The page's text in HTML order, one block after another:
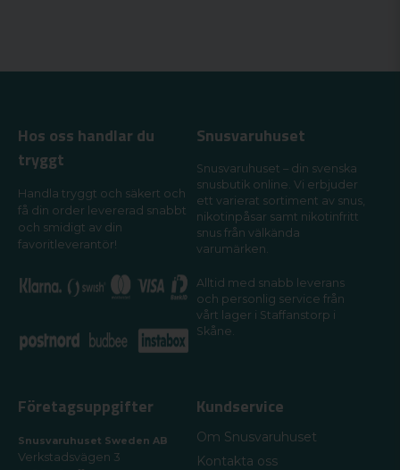
Hos oss handlar du
tryggt
Handla tryggt och säkert och
få din order levererad snabbt
och smidigt av din
favoritleverantör!
Snusvaruhuset
Snusvaruhuset – din svenska
snusbutik online. Vi erbjuder
ett varierat sortiment av snus,
nikotinpåsar samt nikotinfritt
snus från välkända
varumärken.
Alltid med snabb leverans
och personlig service från
vårt lager i Staffanstorp i
Skåne.
Företagsuppgifter
Snusvaruhuset Sweden AB
Verkstadsvägen 3
Kundservice
Om Snusvaruhuset
Kontakta oss